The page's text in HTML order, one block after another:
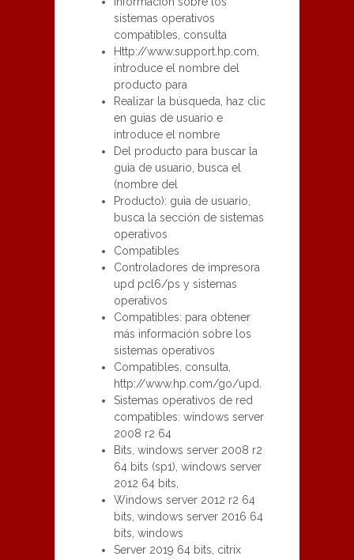
sistemas operativos
compatibles, consulta
Http://www.support.hp.com,
introduce el nombre del
producto para
Realizar la búsqueda, haz clic
en guìas de usuario e
introduce el nombre
Del producto para buscar la
guìa de usuario, busca el
(nombre del
Producto): guìa de usuario,
busca la sección de sistemas
operativos
Compatibles
Controladores de impresora
upd pcl6/ps y sistemas
operativos
Compatibles: para obtener
más información sobre los
sistemas operativos
Compatibles, consulta,
http://www.hp.com/go/upd.
Sistemas operativos de red
compatibles: windows server
2008 r2 64
Bits, windows server 2008 r2
64 bits (sp1), windows server
2012 64 bits,
Windows server 2012 r2 64
bits, windows server 2016 64
bits, windows
Server 2019 64 bits, citrix